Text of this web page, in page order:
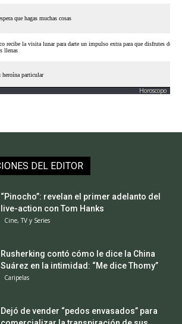
Horoscopo
DEL EDITOR
“Pinocho”: revelan el primer adelanto del
live-action con Tom Hanks
Cine, TV y Series
Rusherking contó cómo le dice la China
Suárez en la intimidad: “Me dice Thomy”
Caripelas
Dejó de vender “pedos envasados” para